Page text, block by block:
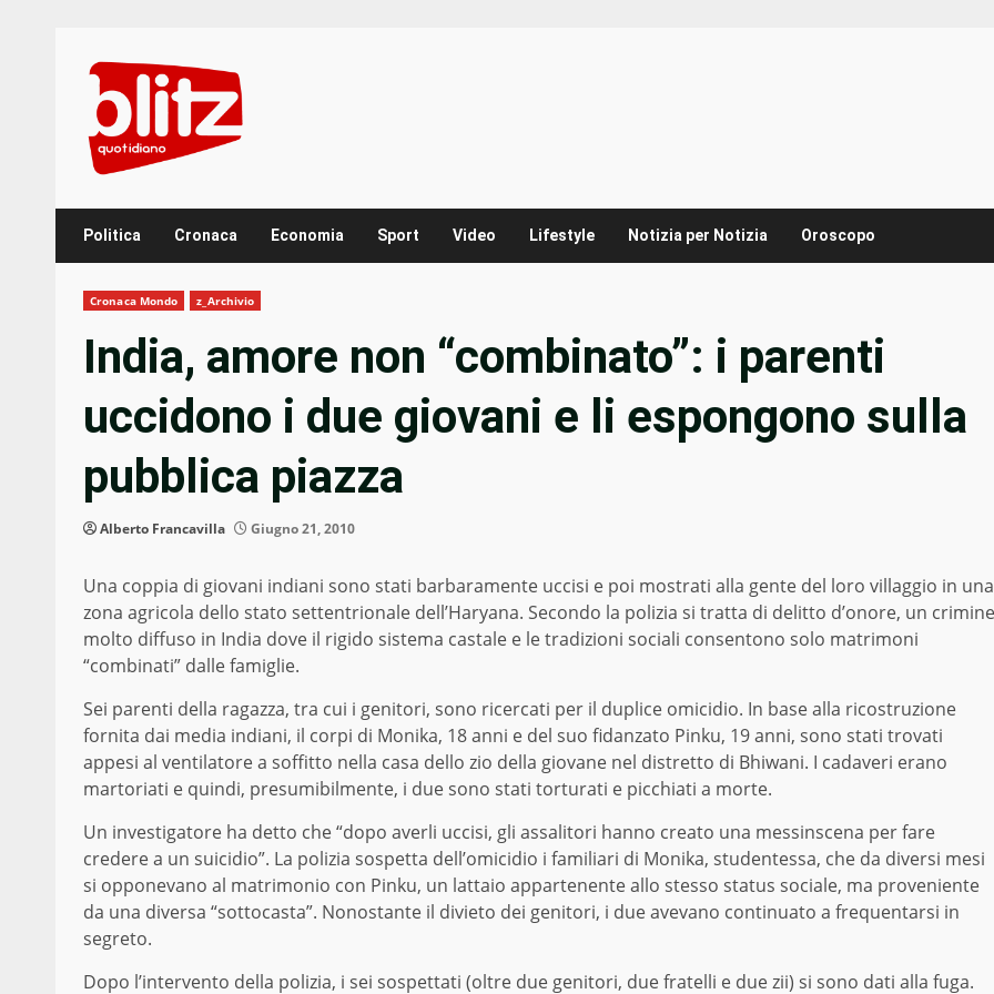
content
Politica Cronaca Economia Sport Video Lifestyle Notizia per Notizia Oroscopo
Cronaca Mondo z_Archivio
India, amore non “combinato”: i parenti
uccidono i due giovani e li espongono sulla
pubblica piazza
Alberto Francavilla Giugno 21, 2010
Una coppia di giovani indiani sono stati barbaramente uccisi e poi mostrati alla gente del loro villaggio in una
zona agricola dello stato settentrionale dell’Haryana. Secondo la polizia si tratta di delitto d’onore, un crimine
molto diffuso in India dove il rigido sistema castale e le tradizioni sociali consentono solo matrimoni
“combinati” dalle famiglie.
Sei parenti della ragazza, tra cui i genitori, sono ricercati per il duplice omicidio. In base alla ricostruzione
fornita dai media indiani, il corpi di Monika, 18 anni e del suo fidanzato Pinku, 19 anni, sono stati trovati
appesi al ventilatore a soffitto nella casa dello zio della giovane nel distretto di Bhiwani. I cadaveri erano
martoriati e quindi, presumibilmente, i due sono stati torturati e picchiati a morte.
Un investigatore ha detto che “dopo averli uccisi, gli assalitori hanno creato una messinscena per fare
credere a un suicidio”. La polizia sospetta dell’omicidio i familiari di Monika, studentessa, che da diversi mesi
si opponevano al matrimonio con Pinku, un lattaio appartenente allo stesso status sociale, ma proveniente
da una diversa “sottocasta”. Nonostante il divieto dei genitori, i due avevano continuato a frequentarsi in
segreto.
Dopo l’intervento della polizia, i sei sospettati (oltre due genitori, due fratelli e due zii) si sono dati alla fuga.